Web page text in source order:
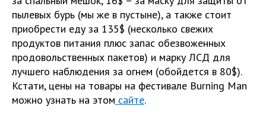
пылевых бурь (мы же в пустыне), а также стоит
приобрести еду за 135$ (несколько свежих
продуктов питания плюс запас обезвоженных
продовольственных пакетов) и марку ЛСД для
лучшего наблюдения за огнем (обойдется в 80$).
Кстати, цены на товары на фестивале Burning Man
можно узнать на этом сайте.